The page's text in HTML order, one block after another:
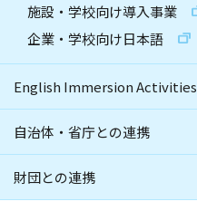
施設・学校向け導入事業
企業・学校向け日本語
English Immersion Activities
自治体・省庁との連携
財団との連携